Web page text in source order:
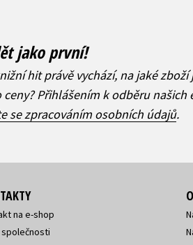
jako první!
hit právě vychází, na jaké
ceny? Přihlášením k odběru našich
se zpracováním osobních údajů.
na e-shop